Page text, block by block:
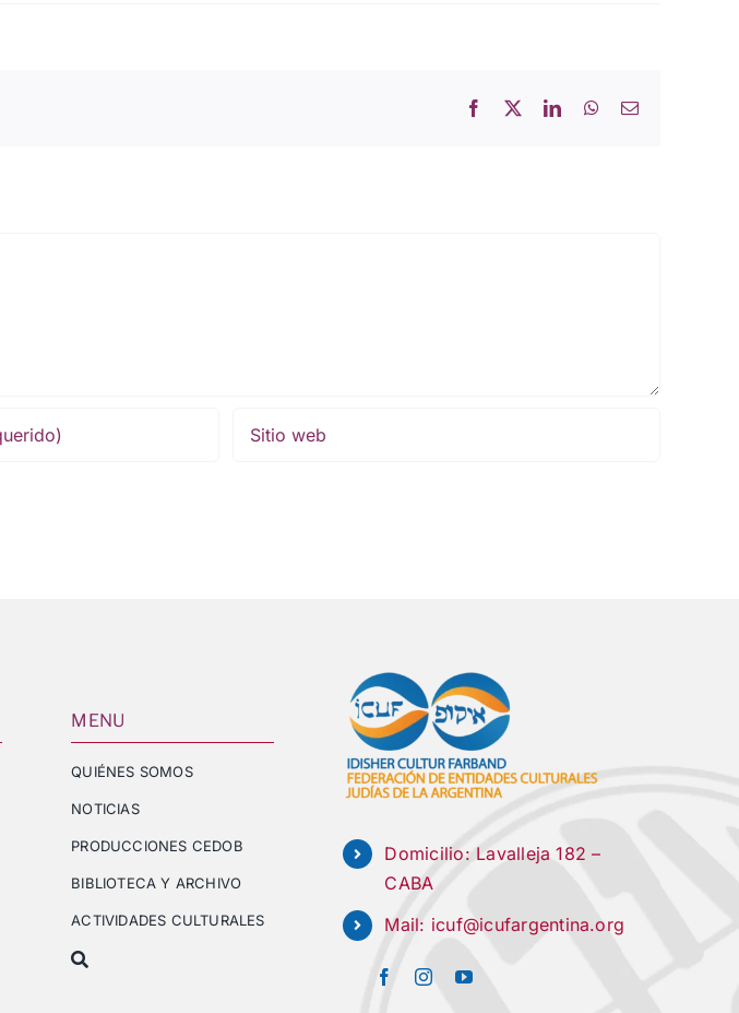
Facebook LinkedInWhatsApp
Correo
MENU
QUIÉNES SOMOS
NOTICIAS
PRODUCCIONES CEDOB
BIBLIOTECA Y ARCHIVO
ACTIVIDADES CULTURALES
Domicilio: Lavalleja 182 –
CABA
Mail: icuf@icufargentina.org